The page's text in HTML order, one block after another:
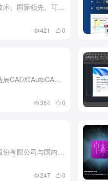
软件介绍 浩辰CAD2026是一款具有自主核心技术、国际领先、可完美平替AutoCAD的2D CAD平台软件，深度兼容CAD文件，具备易学易用、功能全面、极速稳定、云端协同等特点，支持Windows...
421 0
软件介绍 浩辰CAD电力2016是国内首款支持浩辰CAD和AutoCAD双平台的电力设计软件，由苏州浩辰软件股份有限公司联合国内大型电力设计院及行业专家开发。该软件主要应用于大型发电、变电、配电工程的...
364 0
软件介绍 浩辰CAD电气2019是苏州浩辰软件股份有限公司与国内众多建筑设计院、工业设计院专家联合研发的专业电气设计软件，支持浩辰CAD与AutoCAD双平台运行。该软件集成智能照明及弱电设计模块，可...
247 0